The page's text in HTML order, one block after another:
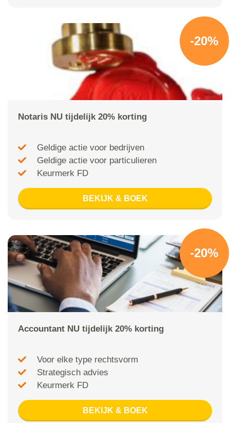
-20%
Notaris NU tijdelijk 20% korting
Geldige actie voor bedrijven
Geldige actie voor particulieren
Keurmerk FD
BEKIJK & BOEK
-20%
Accountant NU tijdelijk 20% korting
Voor elke type rechtsvorm
Strategisch advies
Keurmerk FD
BEKIJK & BOEK